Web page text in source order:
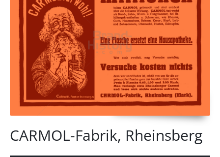
Marken
Konzerne
Epoche
CARMOL-Fabrik, Rheinsberg